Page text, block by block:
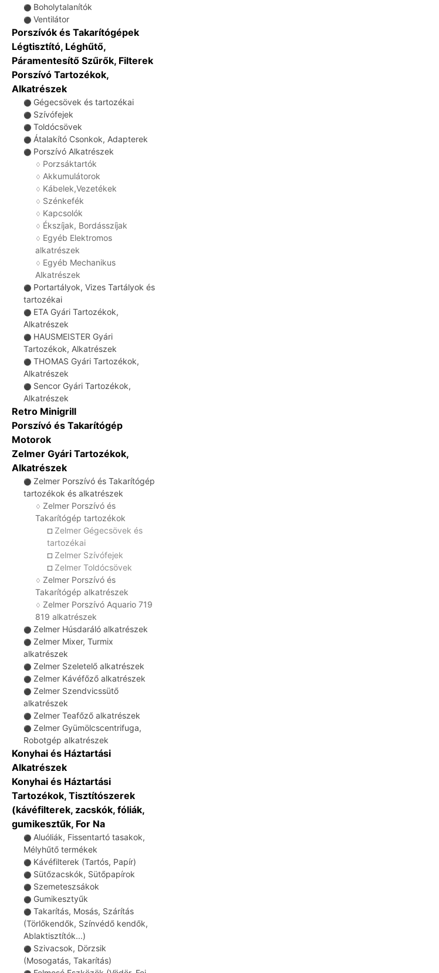
⚫ Boholytalanítók
⚫ Ventilátor
Porszívók és Takarítógépek
Légtisztító, Léghűtő,
Páramentesítő Szűrők, Filterek
Porszívó Tartozékok,
Alkatrészek
⚫ Gégecsövek és tartozékai
⚫ Szívófejek
⚫ Toldócsövek
⚫ Átalakító Csonkok, Adapterek
⚫ Porszívó Alkatrészek
♢ Porzsáktartók
♢ Akkumulátorok
♢ Kábelek,Vezetékek
♢ Szénkefék
♢ Kapcsolók
♢ Ékszíjak, Bordásszíjak
♢ Egyéb Elektromos
alkatrészek
♢ Egyéb Mechanikus
Alkatrészek
⚫ Portartályok, Vizes Tartályok és
tartozékai
⚫ ETA Gyári Tartozékok,
Alkatrészek
⚫ HAUSMEISTER Gyári
Tartozékok, Alkatrészek
⚫ THOMAS Gyári Tartozékok,
Alkatrészek
⚫ Sencor Gyári Tartozékok,
Alkatrészek
Retro Minigrill
Porszívó és Takarítógép
Motorok
Zelmer Gyári Tartozékok,
Alkatrészek
⚫ Zelmer Porszívó és Takarítógép
tartozékok és alkatrészek
♢ Zelmer Porszívó és
Takarítógép tartozékok
☐ Zelmer Gégecsövek és
tartozékai
☐ Zelmer Szívófejek
☐ Zelmer Toldócsövek
♢ Zelmer Porszívó és
Takarítógép alkatrészek
♢ Zelmer Porszívó Aquario 719
819 alkatrészek
⚫ Zelmer Húsdaráló alkatrészek
⚫ Zelmer Mixer, Turmix
alkatrészek
⚫ Zelmer Szeletelő alkatrészek
⚫ Zelmer Kávéfőző alkatrészek
⚫ Zelmer Szendvicssütő
alkatrészek
⚫ Zelmer Teafőző alkatrészek
⚫ Zelmer Gyümölcscentrifuga,
Robotgép alkatrészek
Konyhai és Háztartási
Alkatrészek
Konyhai és Háztartási
Tartozékok, Tisztítószerek
(kávéfilterek, zacskók, fóliák,
gumikesztűk, For Na
⚫ Aluóliák, Fissentartó tasakok,
Mélyhűtő termékek
⚫ Kávéfilterek (Tartós, Papír)
⚫ Sütőzacskók, Sütőpapírok
⚫ Szemeteszsákok
⚫ Gumikesztyűk
⚫ Takarítás, Mosás, Szárítás
(Törlőkendők, Színvédő kendők,
Ablaktisztítók...)
⚫ Szivacsok, Dörzsik
(Mosogatás, Takarítás)